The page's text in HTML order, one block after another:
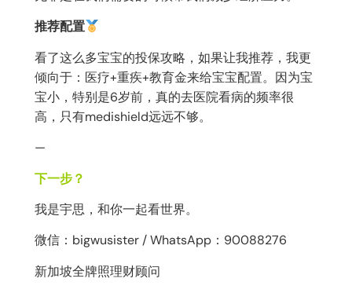
推荐配置
看了这么多宝宝的投保攻略，如果让我推荐，我更
倾向于：医疗+重疾+教育金来给宝宝配置。因为宝
宝小，特别是6岁前，真的去医院看病的频率很
高，只有medishield远远不够。
—
下一步？
我是宇思，和你一起看世界。
微信：bigwusister / WhatsApp：90088276
新加坡全牌照理财顾问